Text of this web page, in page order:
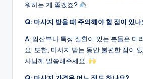
워하는 게 좋겠죠?
Q: 마사지 받을 때 주의해야 할 점이 있나
A: 임산부나 특정 질환이 있는 분들은 미
요. 또한, 마사지 받는 동안 불편한 점이
사님께 말씀해주세요.